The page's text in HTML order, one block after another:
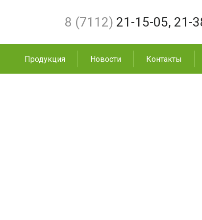
8 (7112) 21-15-05, 21-
Продукция Новости Контакты